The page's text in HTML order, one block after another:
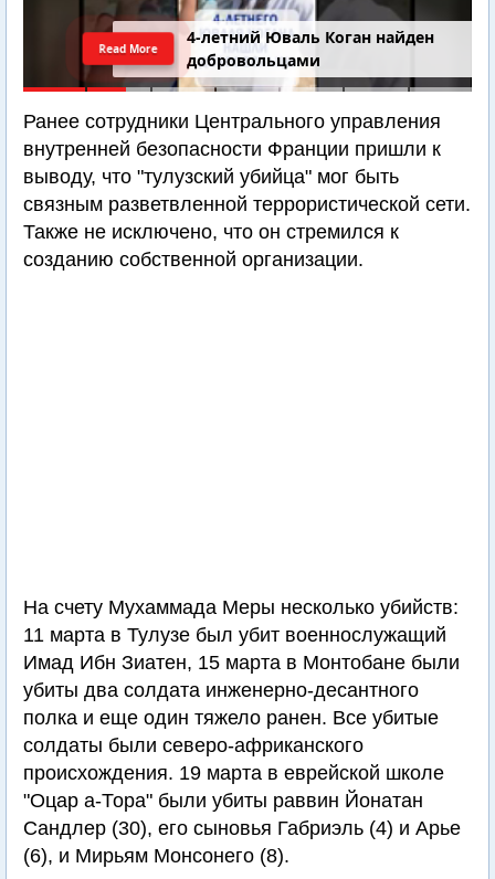
4-летний Юваль Коган найден
добровольцами
Read More
Ранее сотрудники Центрального управления
внутренней безопасности Франции пришли к
выводу, что "тулузский убийца" мог быть
связным разветвленной террористической сети.
Также не исключено, что он стремился к
созданию собственной организации.
На счету Мухаммада Меры несколько убийств:
11 марта в Тулузе был убит военнослужащий
Имад Ибн Зиатен, 15 марта в Монтобане были
убиты два солдата инженерно-десантного
полка и еще один тяжело ранен. Все убитые
солдаты были северо-африканского
происхождения. 19 марта в еврейской школе
"Оцар а-Тора" были убиты раввин Йонатан
Сандлер (30), его сыновья Габриэль (4) и Арье
(6), и Мирьям Монсонего (8).